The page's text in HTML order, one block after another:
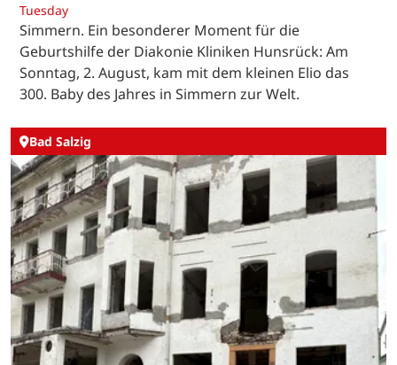
Tuesday
Simmern. Ein besonderer Moment für die
Geburtshilfe der Diakonie Kliniken Hunsrück: Am
Sonntag, 2. August, kam mit dem kleinen Elio das
300. Baby des Jahres in Simmern zur Welt.
Bad Salzig